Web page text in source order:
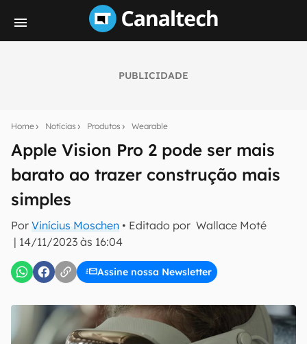
PUBLICIDADE
Home Notícias Produtos Wearable
Apple Vision Pro 2 pode ser mais
barato ao trazer construção mais
simples
Por Vinícius Moschen • Editado por Wallace Moté
| 14/11/2023 às 16:04
Assine nossa Newsletter
notícias e reviews sobre tecnologia em primeira
mão.
E-mail
inscreva-se
Confirmo que li, aceito e concordo com os Termos de
Uso e Política de Privacidade do Canaltech.